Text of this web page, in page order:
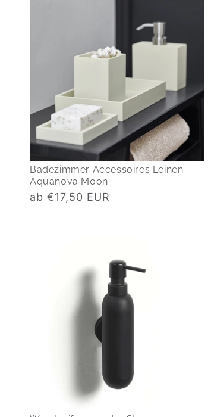
Badezimmer Accessoires Leinen –
Aquanova Moon
Normaler
ab €17,50 EUR